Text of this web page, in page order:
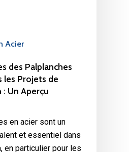
Acier
des Palplanches
les Projets de
Un Aperçu
en acier sont un
et essentiel dans
en particulier pour les